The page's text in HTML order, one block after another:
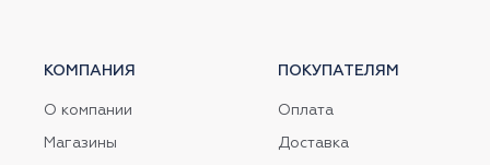
КОМПАНИЯ
О компании
Магазины
ПОКУПАТЕЛЯМ
Оплата
Доставка